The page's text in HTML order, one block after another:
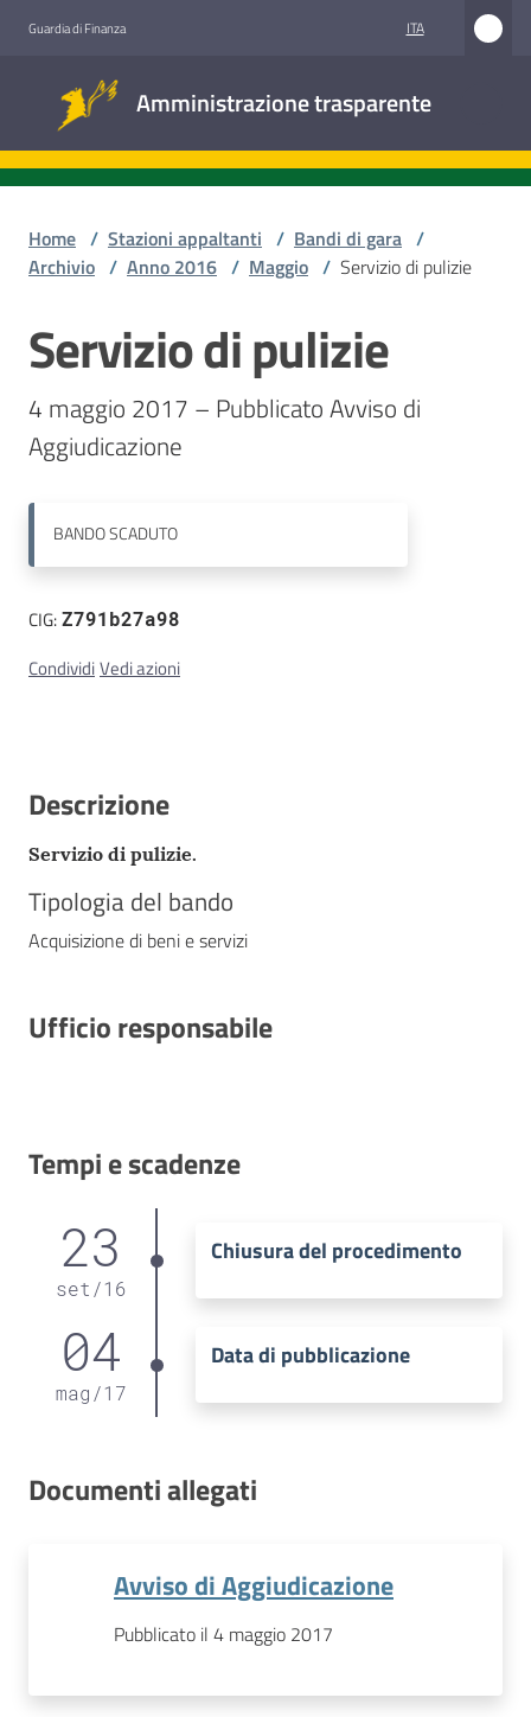
Guardia di Finanza ITA
Amministrazione trasparente
trasparente
civico
Stazioni
appaltanti
Home / Stazioni appaltanti / Bandi di gara /
Archivio / Anno 2016 / Maggio / Servizio di pulizie
Salta al contenuto
Servizio di pulizie
4 maggio 2017 – Pubblicato Avviso di
Aggiudicazione
BANDOSCADUTO
CIG:Z791b27a98
CondividiVedi azioni
Descrizione
Servizio di pulizie.
Tipologia del bando
Acquisizione di beni e servizi
Ufficio responsabile
Tempi e scadenze
23
set /16
Chiusura del procedimento
04
mag /17
Data di pubblicazione
Documenti allegati
Avviso di Aggiudicazione
Pubblicato il 4 maggio 2017